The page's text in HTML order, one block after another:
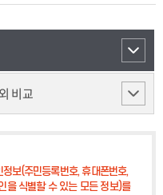
비교
정보(주민등록번호, 휴대폰번호,
을 식별할 수 있는 모든 정보)를